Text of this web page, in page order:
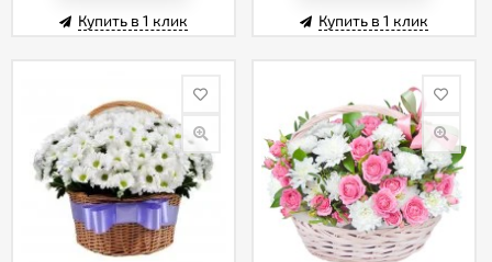
Купить в 1 клик Купить в 1 клик